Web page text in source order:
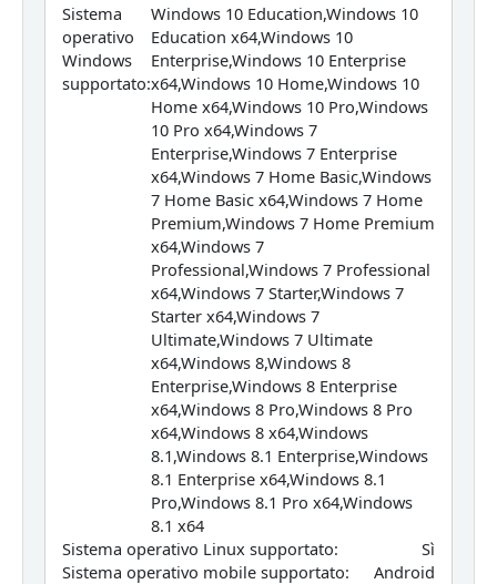
Sistema
operativo
Windows
supportato:
Windows 10 Education,Windows 10
Education x64,Windows 10
Enterprise,Windows 10 Enterprise
x64,Windows 10 Home,Windows 10
Home x64,Windows 10 Pro,Windows
10 Pro x64,Windows 7
Enterprise,Windows 7 Enterprise
x64,Windows 7 Home Basic,Windows
7 Home Basic x64,Windows 7 Home
Premium,Windows 7 Home Premium
x64,Windows 7
Professional,Windows 7 Professional
x64,Windows 7 Starter,Windows 7
Starter x64,Windows 7
Ultimate,Windows 7 Ultimate
x64,Windows 8,Windows 8
Enterprise,Windows 8 Enterprise
x64,Windows 8 Pro,Windows 8 Pro
x64,Windows 8 x64,Windows
8.1,Windows 8.1 Enterprise,Windows
8.1 Enterprise x64,Windows 8.1
Pro,Windows 8.1 Pro x64,Windows
8.1 x64
Sistema operativo Linux supportato:
Sì
Sistema operativo mobile supportato:
Android